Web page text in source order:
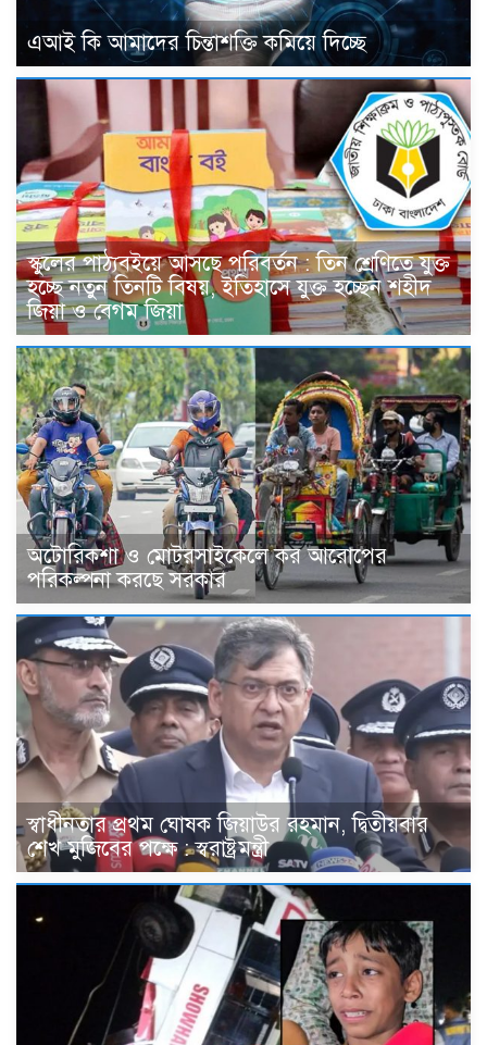
এআই কি আমাদের চিন্তাশক্তি কমিয়ে দিচ্ছে
স্কুলের পাঠ্যবইয়ে আসছে পরিবর্তন : তিন শ্রেণিতে যুক্ত
হচ্ছে নতুন তিনটি বিষয়, ইতিহাসে যুক্ত হচ্ছেন শহীদ
জিয়া ও বেগম জিয়া
অটোরিকশা ও মোটরসাইকেলে কর আরোপের
পরিকল্পনা করছে সরকার
স্বাধীনতার প্রথম ঘোষক জিয়াউর রহমান, দ্বিতীয়বার
শেখ মুজিবের পক্ষে : স্বরাষ্ট্রমন্ত্রী